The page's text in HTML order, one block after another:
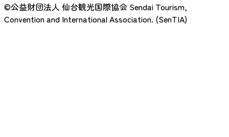
©公益財団法人 仙台観光国際協会 Sendai Tourism,
Convention and International Association. (SenTIA)